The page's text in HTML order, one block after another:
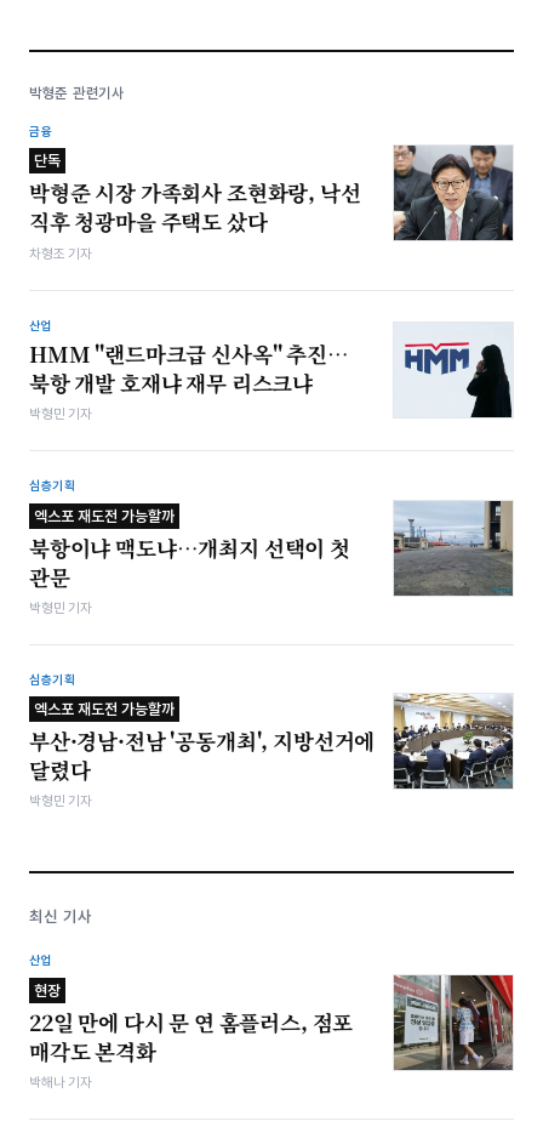
박형준 관련기사
금융
단독
박형준 시장 가족회사 조현화랑, 낙선
직후 청광마을 주택도 샀다
차형조 기자
산업
HMM "랜드마크급 신사옥" 추진…
북항 개발 호재냐 재무 리스크냐
박형민 기자
심층기획
엑스포 재도전 가능할까
북항이냐 맥도냐…개최지 선택이 첫
관문
박형민 기자
심층기획
엑스포 재도전 가능할까
부산·경남·전남 '공동개최', 지방선거에
달렸다
박형민 기자
최신 기사
산업
현장
22일 만에 다시 문 연 홈플러스, 점포
매각도 본격화
박해나 기자